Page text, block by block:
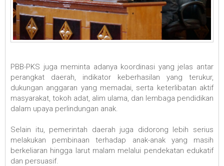
PBB-PKS juga meminta adanya koordinasi yang jelas antar
perangkat daerah, indikator keberhasilan yang terukur,
dukungan anggaran yang memadai, serta keterlibatan aktif
masyarakat, tokoh adat, alim ulama, dan lembaga pendidikan
dalam upaya perlindungan anak.
Selain itu, pemerintah daerah juga didorong lebih serius
melakukan pembinaan terhadap anak-anak yang masih
berkeliaran hingga larut malam melalui pendekatan edukatif
dan persuasif.